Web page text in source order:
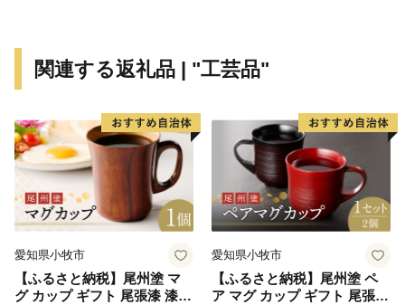
関連する返礼品 | "工芸品"
愛知県小牧市
【ふるさと納税】尾州塗 マ
グ カップ ギフト 尾張漆 漆
愛知県小牧市
【ふるさと納税】尾州塗 ペ
ア マグ カップ ギフト 尾張漆